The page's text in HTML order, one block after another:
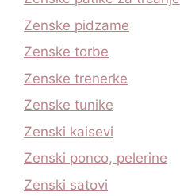
Zenske pidzame
Zenske torbe
Zenske trenerke
Zenske tunike
Zenski kaisevi
Zenski ponco, pelerine
Zenski satovi